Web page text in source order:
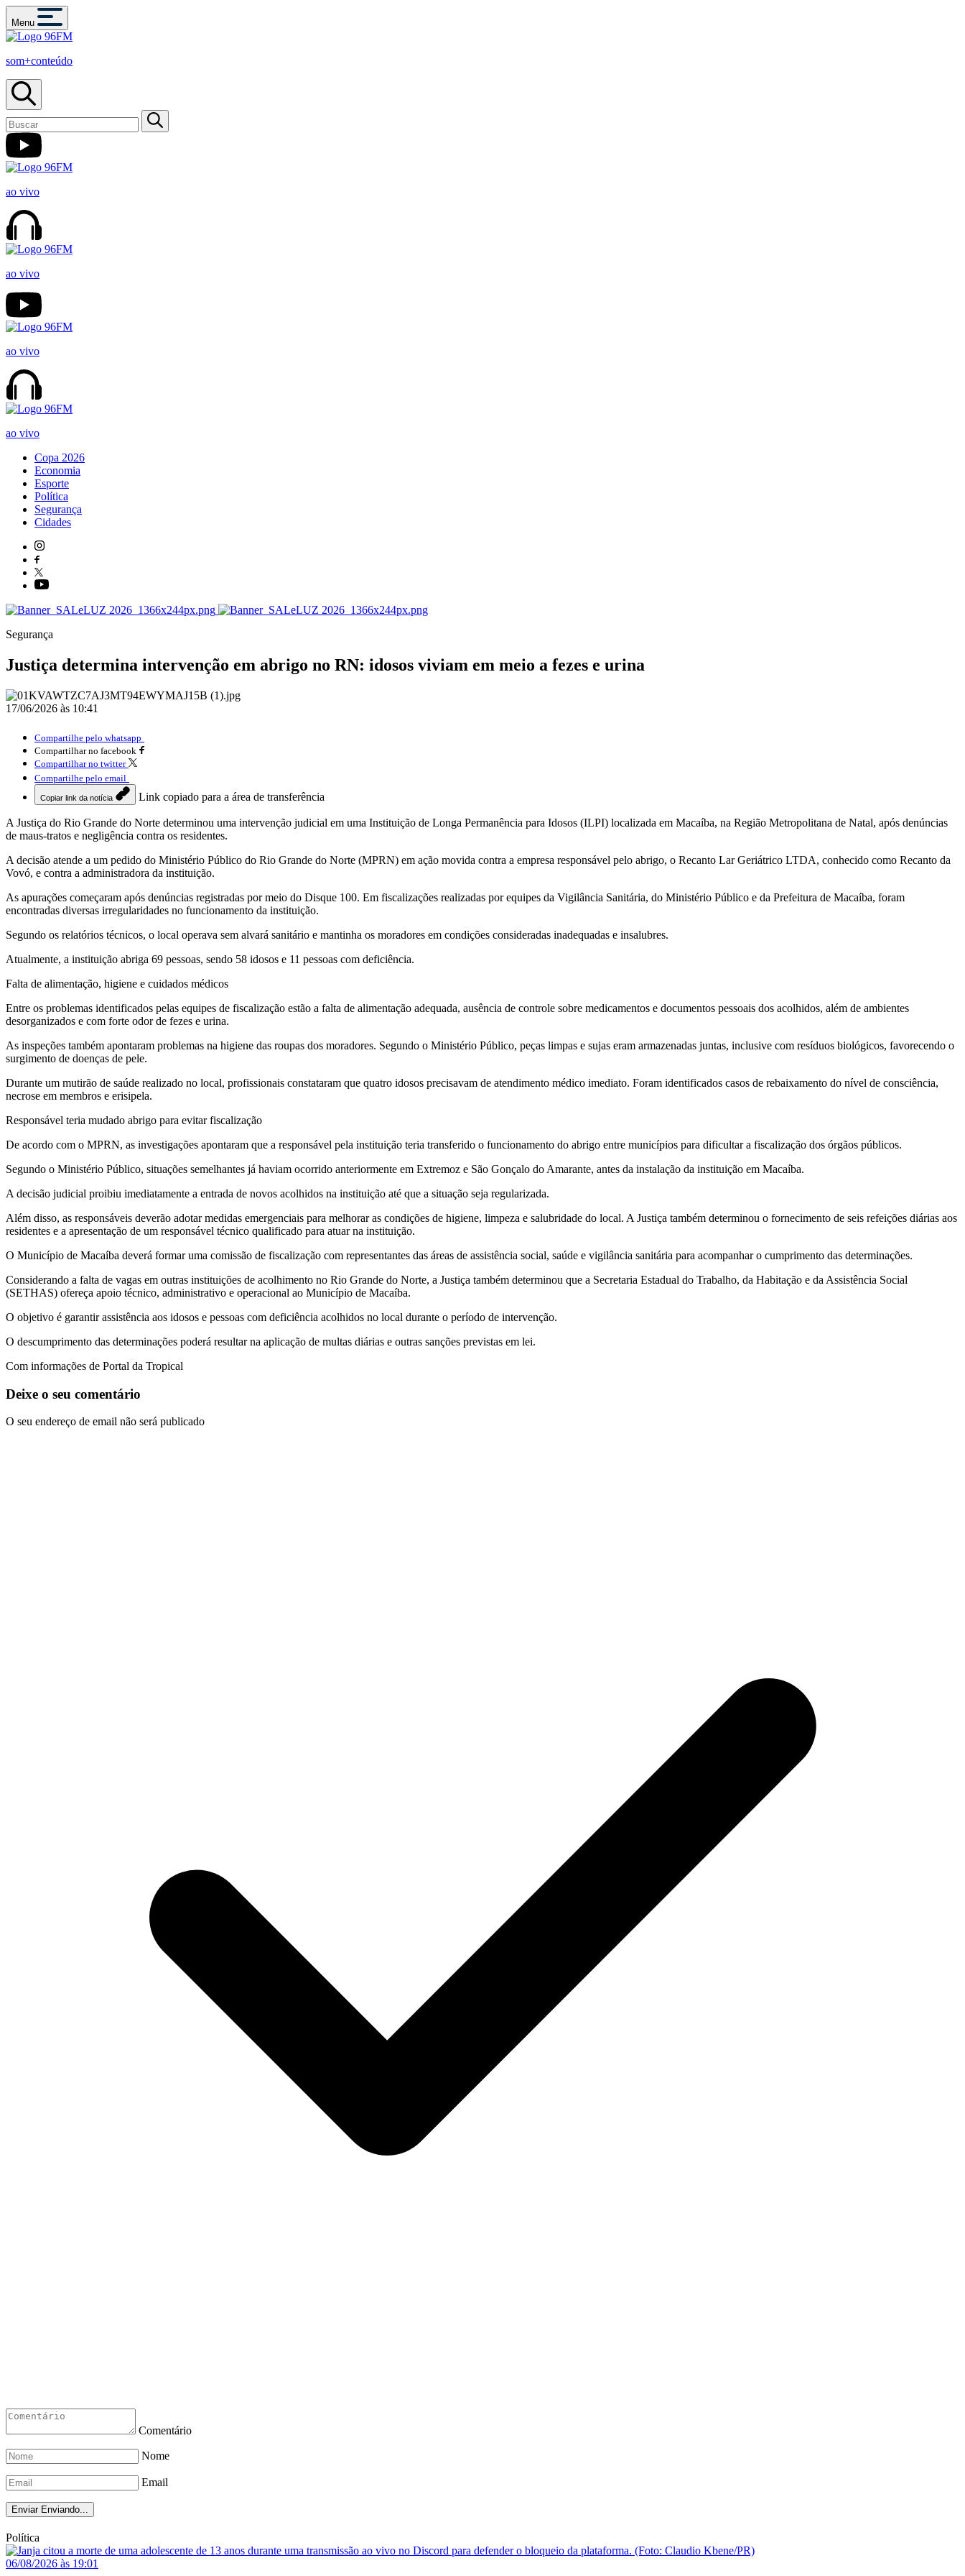
Menu
som+conteúdo
ao vivo
ao vivo
ao vivo
ao vivo
Copa 2026
Economia
Esporte
Política
Segurança
Cidades
Segurança
Justiça determina intervenção em abrigo no RN: idosos viviam em meio a fezes e urina
17/06/2026 às 10:41
Compartilhe pelo whatsapp
Compartilhar no facebook
Compartilhar no twitter
Compartilhe pelo email
Copiar link da notícia Link copiado para a área de transferência
A Justiça do Rio Grande do Norte determinou uma intervenção judicial em uma Instituição de Longa Permanência para Idosos (ILPI) localizada em Macaíba, na Região Metropolitana de Natal, após denúncias
de maus-tratos e negligência contra os residentes.
A decisão atende a um pedido do Ministério Público do Rio Grande do Norte (MPRN) em ação movida contra a empresa responsável pelo abrigo, o Recanto Lar Geriátrico LTDA, conhecido como Recanto da
Vovó, e contra a administradora da instituição.
As apurações começaram após denúncias registradas por meio do Disque 100. Em fiscalizações realizadas por equipes da Vigilância Sanitária, do Ministério Público e da Prefeitura de Macaíba, foram
encontradas diversas irregularidades no funcionamento da instituição.
Segundo os relatórios técnicos, o local operava sem alvará sanitário e mantinha os moradores em condições consideradas inadequadas e insalubres.
Atualmente, a instituição abriga 69 pessoas, sendo 58 idosos e 11 pessoas com deficiência.
Falta de alimentação, higiene e cuidados médicos
Entre os problemas identificados pelas equipes de fiscalização estão a falta de alimentação adequada, ausência de controle sobre medicamentos e documentos pessoais dos acolhidos, além de ambientes
desorganizados e com forte odor de fezes e urina.
As inspeções também apontaram problemas na higiene das roupas dos moradores. Segundo o Ministério Público, peças limpas e sujas eram armazenadas juntas, inclusive com resíduos biológicos, favorecendo o
surgimento de doenças de pele.
Durante um mutirão de saúde realizado no local, profissionais constataram que quatro idosos precisavam de atendimento médico imediato. Foram identificados casos de rebaixamento do nível de consciência,
necrose em membros e erisipela.
Responsável teria mudado abrigo para evitar fiscalização
De acordo com o MPRN, as investigações apontaram que a responsável pela instituição teria transferido o funcionamento do abrigo entre municípios para dificultar a fiscalização dos órgãos públicos.
Segundo o Ministério Público, situações semelhantes já haviam ocorrido anteriormente em Extremoz e São Gonçalo do Amarante, antes da instalação da instituição em Macaíba.
A decisão judicial proibiu imediatamente a entrada de novos acolhidos na instituição até que a situação seja regularizada.
Além disso, as responsáveis deverão adotar medidas emergenciais para melhorar as condições de higiene, limpeza e salubridade do local. A Justiça também determinou o fornecimento de seis refeições diárias aos
residentes e a apresentação de um responsável técnico qualificado para atuar na instituição.
O Município de Macaíba deverá formar uma comissão de fiscalização com representantes das áreas de assistência social, saúde e vigilância sanitária para acompanhar o cumprimento das determinações.
Considerando a falta de vagas em outras instituições de acolhimento no Rio Grande do Norte, a Justiça também determinou que a Secretaria Estadual do Trabalho, da Habitação e da Assistência Social
(SETHAS) ofereça apoio técnico, administrativo e operacional ao Município de Macaíba.
O objetivo é garantir assistência aos idosos e pessoas com deficiência acolhidos no local durante o período de intervenção.
O descumprimento das determinações poderá resultar na aplicação de multas diárias e outras sanções previstas em lei.
Com informações de Portal da Tropical
Deixe o seu comentário
O seu endereço de email não será publicado
Comentário
Nome
Email
Enviar Enviando...
Política
06/08/2026 às 19:01